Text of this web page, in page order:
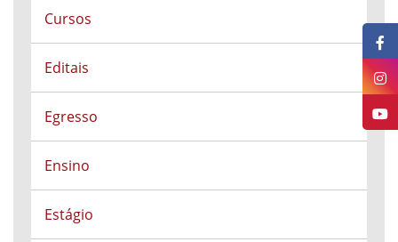
Cursos
Editais
Egresso
Ensino
Estágio